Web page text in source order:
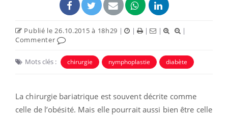
Publié le 26.10.2015 à 18h29 | | | |
|
Commenter
Mots clés : chirurgie nymphoplastie diabète
La chirurgie bariatrique est souvent décrite comme
celle de l’obésité. Mais elle pourrait aussi bien être celle